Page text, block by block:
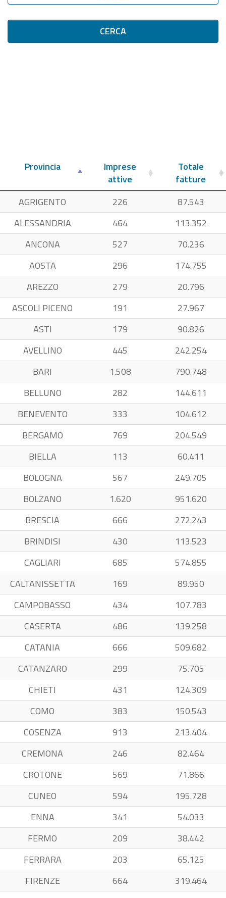
CERCA
Provincia
Imprese
attive
Totale
fatture
AGRIGENTO
226
87.543
ALESSANDRIA
464
113.352
ANCONA
527
70.236
AOSTA
296
174.755
AREZZO
279
20.796
ASCOLI PICENO
191
27.967
ASTI
179
90.826
AVELLINO
445
242.254
BARI
1.508
790.748
BELLUNO
282
144.611
BENEVENTO
333
104.612
BERGAMO
769
204.549
BIELLA
113
60.411
BOLOGNA
567
249.705
BOLZANO
1.620
951.620
BRESCIA
666
272.243
BRINDISI
430
113.523
CAGLIARI
685
574.855
CALTANISSETTA
169
89.950
CAMPOBASSO
434
107.783
CASERTA
486
139.258
CATANIA
666
509.682
CATANZARO
299
75.705
CHIETI
431
124.309
COMO
383
150.543
COSENZA
913
213.404
CREMONA
246
82.464
CROTONE
569
71.866
CUNEO
594
195.728
ENNA
341
54.033
FERMO
209
38.442
FERRARA
203
65.125
FIRENZE
664
319.464